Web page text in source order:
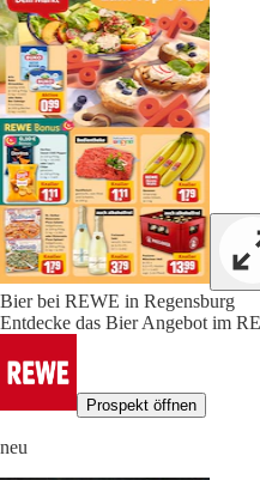
Bier bei REWE in Regensburg
Entdecke das Bier Angebot im
Prospekt öffnen
neu